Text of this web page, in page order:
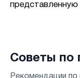
представленную
Советы по
Рекомендации по